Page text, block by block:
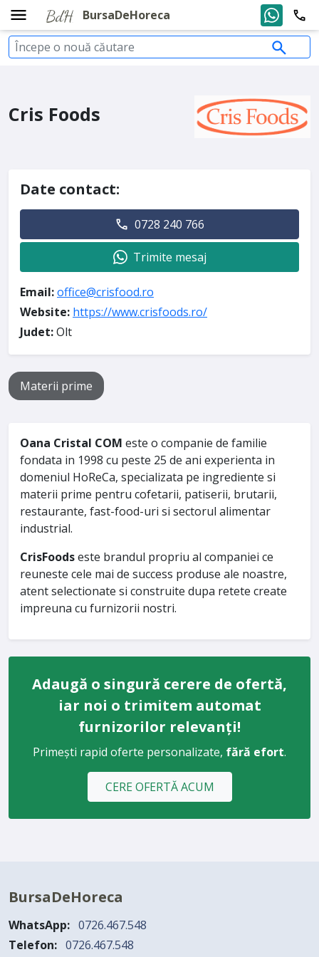
BursaDeHoreca
Cris Foods
Oana Cristal COM este o companie de familie
fondata in 1998 cu peste 25 de ani experienta in
domeniul HoReCa, specializata pe ingrediente si
materii prime pentru cofetarii, patiserii, brutarii,
restaurante, fast-food-uri si sectorul alimentar
industrial.
CrisFoodseste brandul propriu al companiei ce
reuneste cele mai de success produse ale noastre,
atent selectionate si construite dupa retete create
impreuna cu furnizorii nostri.
Adaugă o singură cerere de ofertă,
iar noi o trimitem automat
furnizorilor relevanți!
Primești rapid oferte personalizate, fără efort.
CERE OFERTĂ ACUM
Date contact:
0728 240 766
Trimite mesaj
Email:office@crisfood.ro
Website: https://www.crisfoods.ro/
Judet:Olt
Materii prime
BursaDeHoreca
WhatsApp: 0726.467.548
Telefon: 0726.467.548